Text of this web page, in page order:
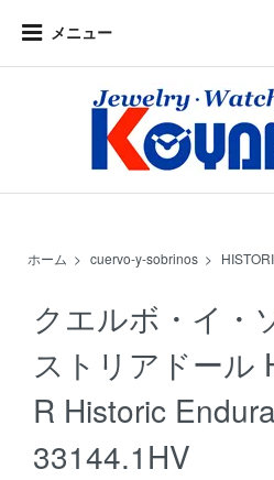
メニュー
ホーム > cuervo-y-sobrinos >
クエルボ・イ・
ストリアドール
R Historic
33144.1HV